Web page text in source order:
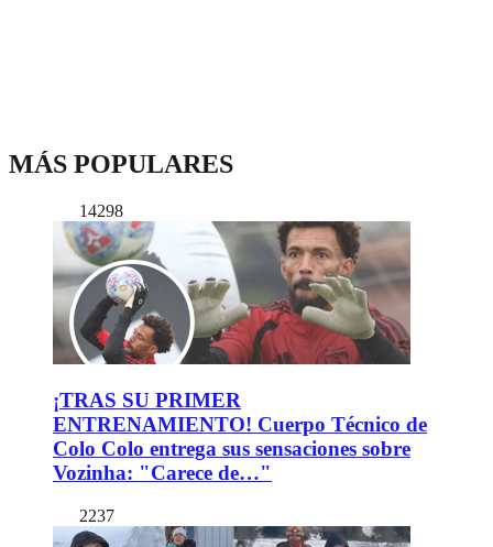
MÁS POPULARES
14298
¡TRAS SU PRIMER
ENTRENAMIENTO! Cuerpo Técnico de
Colo Colo entrega sus sensaciones sobre
Vozinha: "Carece de…"
2237